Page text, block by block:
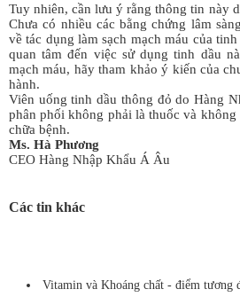
Tuy nhiên, cần lưu ý rằng thông tin này
Chưa có nhiều các bằng chứng lâm
về tác dụng làm sạch mạch máu của
quan tâm đến việc sử dụng tinh dầu
mạch máu, hãy tham khảo ý kiến của
hành.
Viên uống tinh dầu thông đỏ do Hàng
phân phối không phải là thuốc và không
chữa bệnh.
Ms. Hà Phương
CEO Hàng Nhập Khẩu Á Âu
Các tin khác
Vitamin và Khoáng chất - điểm tương